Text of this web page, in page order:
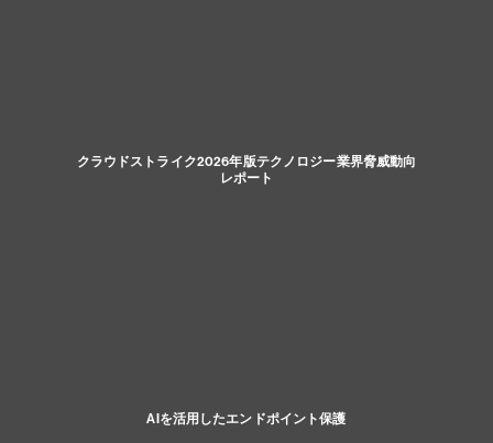
クラウドストライク2026年版テクノロジー業界脅威動向
レポート
AIを活用したエンドポイント保護